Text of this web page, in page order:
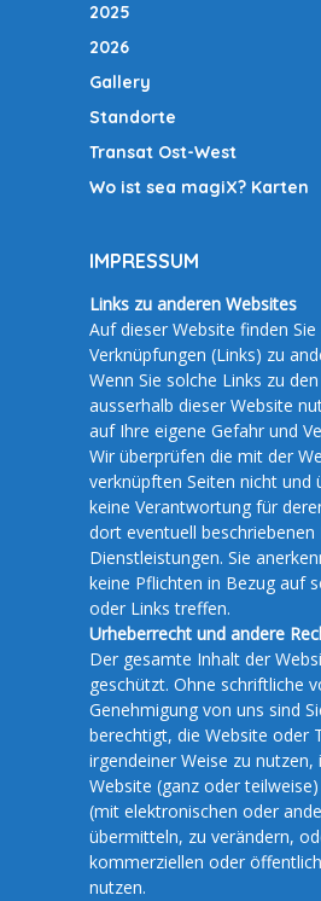
2025
2026
Gallery
Standorte
Transat Ost-West
Wo ist sea magiX? Karten
IMPRESSUM
Links zu anderen Websites
Auf dieser Website finden
Verknüpfungen (Links) zu
Wenn Sie solche Links zu
ausserhalb dieser Website
auf Ihre eigene Gefahr und
Wir überprüfen die mit der
verknüpften Seiten nicht und
keine Verantwortung für
dort eventuell
Dienstleistungen. Sie
keine Pflichten in Bezug auf
oder Links treffen.
Urheberrecht und andere
Der gesamte Inhalt der
geschützt. Ohne schriftliche
Genehmigung von uns sind
berechtigt, die Website oder
irgendeiner Weise zu nutzen,
Website (ganz oder
(mit elektronischen oder
übermitteln, zu verändern,
kommerziellen oder
nutzen.